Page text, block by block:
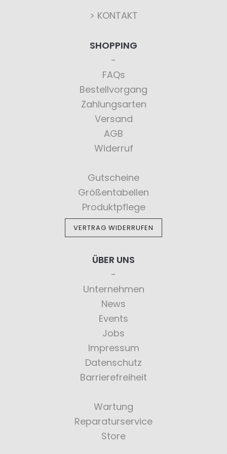
> KONTAKT
SHOPPING
FAQs
Bestellvorgang
Zahlungsarten
Versand
AGB
Widerruf
Gutscheine
Größentabellen
Produktpflege
VERTRAG WIDERRUFEN
ÜBER UNS
Unternehmen
News
Events
Jobs
Impressum
Datenschutz
Barrierefreiheit
Wartung
Reparaturservice
Store